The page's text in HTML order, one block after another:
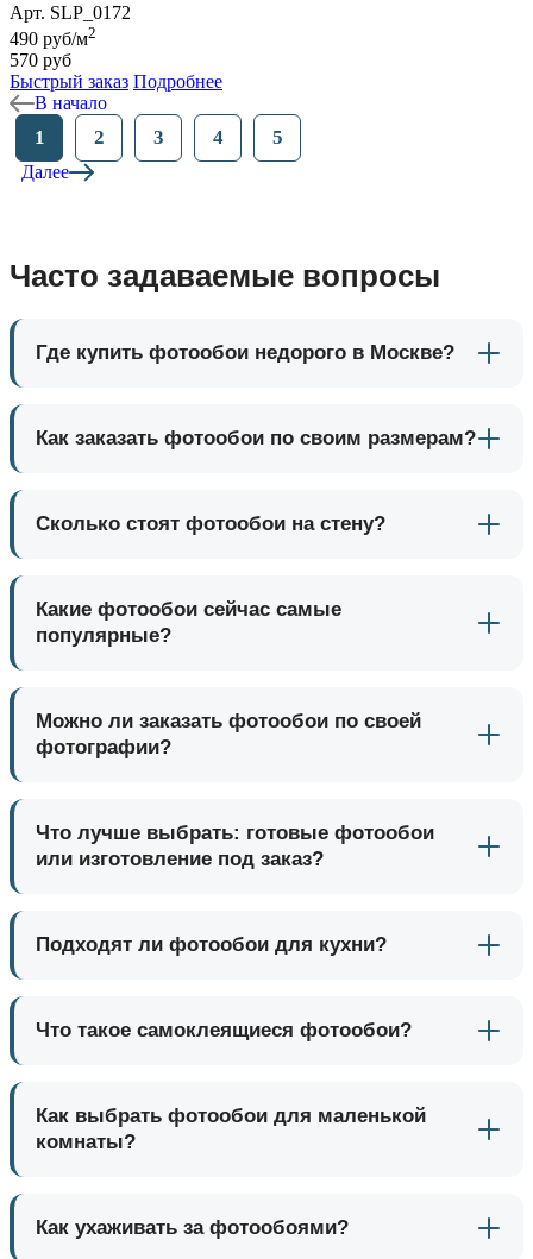
Арт. SLP_0172
490 руб/м2
570 руб
Быстрый заказ Подробнее
В начало
1 2 3 4 5
Далее
Часто задаваемые вопросы
Где купить фотообои недорого в Москве?
Как заказать фотообои по своим размерам?
Сколько стоят фотообои на стену?
Какие фотообои сейчас самые
популярные?
Можно ли заказать фотообои по своей
фотографии?
Что лучше выбрать: готовые фотообои
или изготовление под заказ?
Подходят ли фотообои для кухни?
Что такое самоклеящиеся фотообои?
Как выбрать фотообои для маленькой
комнаты?
Как ухаживать за фотообоями?